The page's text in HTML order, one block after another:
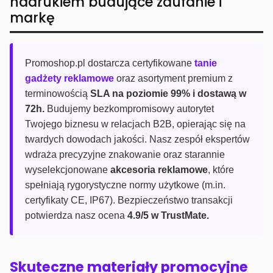
markę
Promoshop.pl dostarcza certyfikowane tanie
gadżety reklamowe oraz asortyment premium z
terminowością SLA na poziomie 99% i dostawą w
72h. Budujemy bezkompromisowy autorytet
Twojego biznesu w relacjach B2B, opierając się na
twardych dowodach jakości. Nasz zespół ekspertów
wdraża precyzyjne znakowanie oraz starannie
wyselekcjonowane akcesoria reklamowe, które
spełniają rygorystyczne normy użytkowe (m.in.
certyfikaty CE, IP67). Bezpieczeństwo transakcji
potwierdza nasz ocena 4.9/5 w TrustMate.
Skuteczne materiały promocyjne